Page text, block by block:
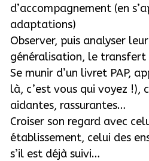
d’accompagnement (en
adaptations)
Observer, puis analyser
généralisation, le
Se munir d’un livret PAP,
là, c’est vous qui voyez
aidantes, rassurantes…
Croiser son regard avec
établissement, celui des
s’il est déjà suivi…